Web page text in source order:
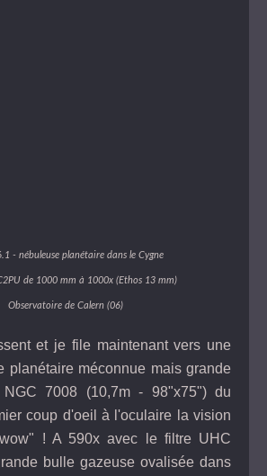
- nébuleuse planétaire dans le Cygne
de 1000 mm à 1000x (Ethos 13 mm)
Observatoire de Calern (06)
et je file maintenant vers une
planétaire méconnue mais grande
7008 (10,7m - 98"x75") du
coup d'oeil à l'oculaire la vision
! A 590x avec le filtre UHC
bulle gazeuse ovalisée dans